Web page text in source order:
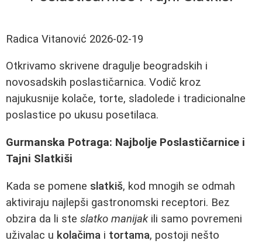
Radica Vitanović 2026-02-19
Otkrivamo skrivene dragulje beogradskih i
novosadskih poslastičarnica. Vodič kroz
najukusnije kolače, torte, sladolede i tradicionalne
poslastice po ukusu posetilaca.
Gurmanska Potraga: Najbolje Poslastičarnice i
Tajni Slatkiši
Kada se pomene slatkiš, kod mnogih se odmah
aktiviraju najlepši gastronomski receptori. Bez
obzira da li ste slatko manijakili samo povremeni
uživalac u kolačima i tortama, postoji nešto